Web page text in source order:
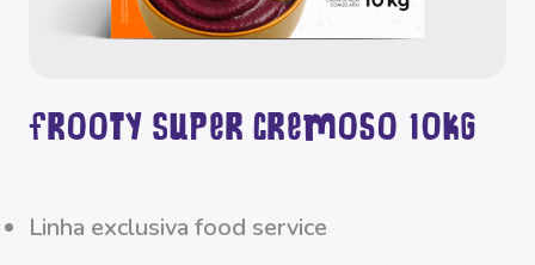
Frooty Super Cremoso 10kg
linha exclusiva food service